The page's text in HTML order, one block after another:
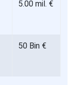
5.00 mil. €
50 Bin €